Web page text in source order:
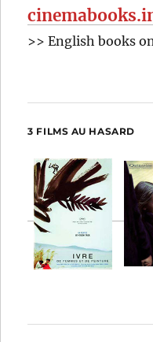
>> English books
3 FILMS AU HASARD